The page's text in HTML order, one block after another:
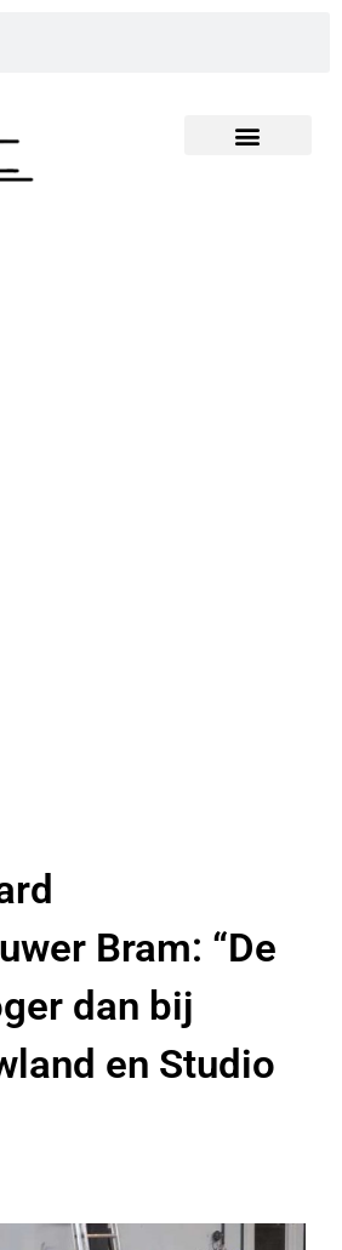
Bram: “De
dan bij
en Studio